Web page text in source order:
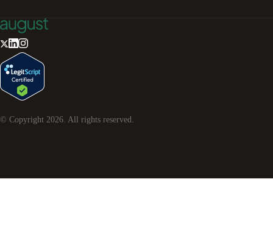
© Copyright 2026 . All rights reserved.